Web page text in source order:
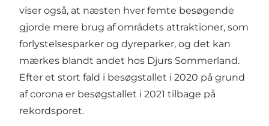
viser også, at næsten hver femte besøgende
gjorde mere brug af områdets attraktioner, som
forlystelsesparker og dyreparker, og det kan
mærkes blandt andet hos Djurs Sommerland.
Efter et stort fald i besøgstallet i 2020 på grund
af corona er besøgstallet i 2021 tilbage på
rekordsporet.